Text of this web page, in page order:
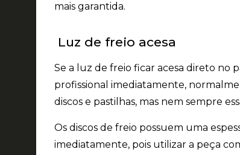
mais garantida.
Luz de freio acesa
Se a luz de freio ficar acesa direto no
profissional imediatamente,
discos e pastilhas, mas nem sempre
Os discos de freio possuem uma
imediatamente, pois utilizar a peça